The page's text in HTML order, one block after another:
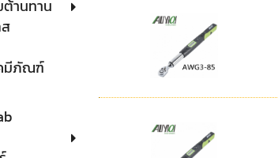
านทาน
มีภัณฑ์